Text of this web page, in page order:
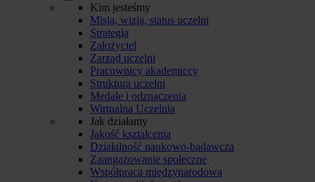
Kim jesteśmy
Misja, wizja, status uczelni
Strategia
Założyciel
Zarząd uczelni
Pracownicy akademiccy
Struktura uczelni
Medale i odznaczenia
Wirtualna Uczelnia
Jak działamy
Jakość kształcenia
Działalność naukowo-badawcza
Zaangażowanie społeczne
Współpraca międzynarodowa